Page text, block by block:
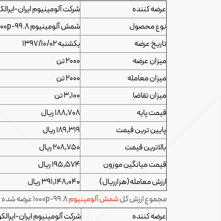
عرضه کننده
شرکت آلومینیوم ایران-
نوع محصول
شمش آلومینیوم 1000p-99.8(ایرالکو)
تاریخ عرضه
یکشنبه 1397/10/02
میزان عرضه
2000 تن
میزان معامله
2000 تن
میزان تقاضا
3,100 تن
قیمت پایه
188,708 ریال
پایین ترین قیمت
189,319 ریال
بالاترین قیمت
208,750 ریال
قیمت میانگین موزون
195,574 ریال
ارزش معامله(هزارریال)
391,148,040 ریال
مجموع ارزش کلشمش آلومینیوم
عرضه کننده
شرکت آلومینیوم ایران-